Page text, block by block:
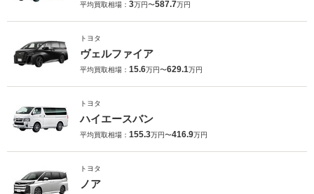
平均買取相場： 3万円〜587.7万円
トヨタ
ヴェルファイア
平均買取相場： 15.6万円〜629.1万円
トヨタ
ハイエースバン
平均買取相場： 155.3万円〜416.9万円
トヨタ
ノア